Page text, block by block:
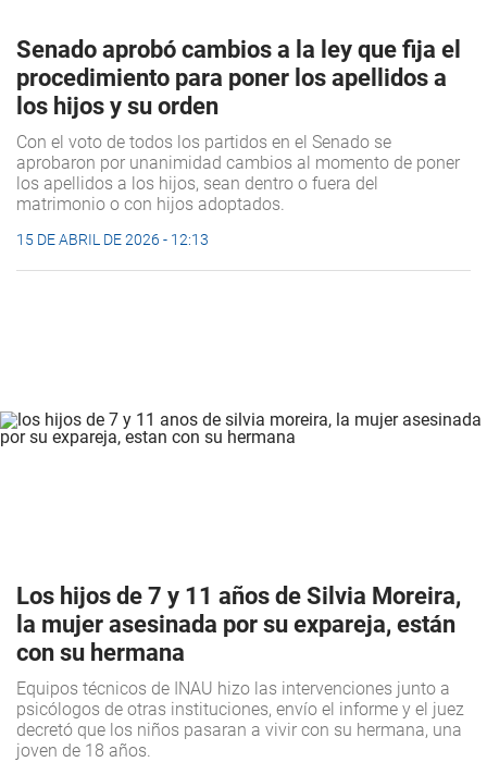
Senado aprobó cambios a la ley que fija el
procedimiento para poner los apellidos a
los hijos y su orden
Con el voto de todos los partidos en el Senado se
aprobaron por unanimidad cambios al momento de poner
los apellidos a los hijos, sean dentro o fuera del
matrimonio o con hijos adoptados.
15 DE ABRIL DE 2026 - 12:13
Los hijos de 7 y 11 años de Silvia Moreira,
la mujer asesinada por su expareja, están
con su hermana
Equipos técnicos de INAU hizo las intervenciones junto a
psicólogos de otras instituciones, envío el informe y el juez
decretó que los niños pasaran a vivir con su hermana, una
joven de 18 años.